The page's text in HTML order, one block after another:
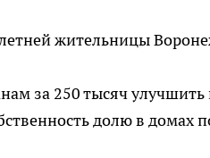
жительницы
за 250 тысяч
долю в домах